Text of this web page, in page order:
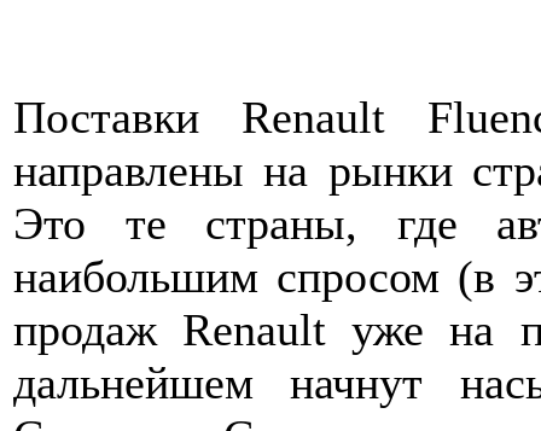
Поставки Renault
направлены на рынки
Это те страны, где
наибольшим спросом (в
продаж Renault уже на
дальнейшем начнут